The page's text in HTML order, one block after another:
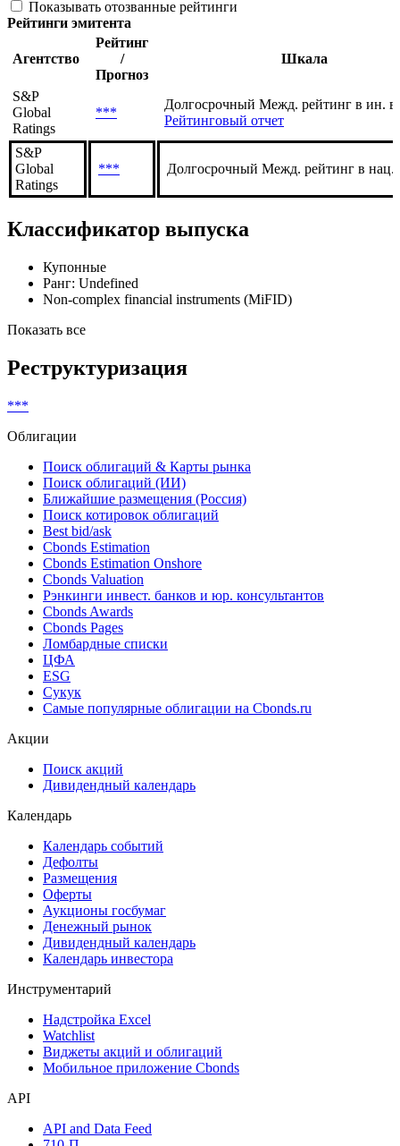
Показывать отозванные рейтинги
Рейтинги эмитента
Агентство
Рейтинг
/
Прогноз
Шкала
S&P
Global
Ratings
***
Долгосрочный Межд. рейтинг в ин.
Рейтинговый отчет
S&P
Global
Ratings
*** Долгосрочный Межд. рейтинг в нац.
Классификатор выпуска
Купонные
Ранг: Undefined
Non-complex financial instruments (MiFID)
Показать все
Реструктуризация
***
Облигации
Поиск облигаций & Карты рынка
Поиск облигаций (ИИ)
Ближайшие размещения (Россия)
Поиск котировок облигаций
Best bid/ask
Cbonds Estimation
Cbonds Estimation Onshore
Cbonds Valuation
Рэнкинги инвест. банков и юр. консультантов
Cbonds Awards
Cbonds Pages
Ломбардные списки
ЦФА
ESG
Сукук
Самые популярные облигации на Cbonds.ru
Акции
Поиск акций
Дивидендный календарь
Календарь
Календарь событий
Дефолты
Размещения
Оферты
Аукционы госбумаг
Денежный рынок
Дивидендный календарь
Календарь инвестора
Инструментарий
Надстройка Excel
Watchlist
Виджеты акций и облигаций
Мобильное приложение Cbonds
API
API and Data Feed